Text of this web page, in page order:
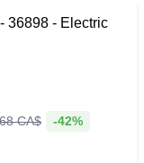
36898 - Electric
68CA$ -42%